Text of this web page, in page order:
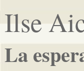
Ilse
La